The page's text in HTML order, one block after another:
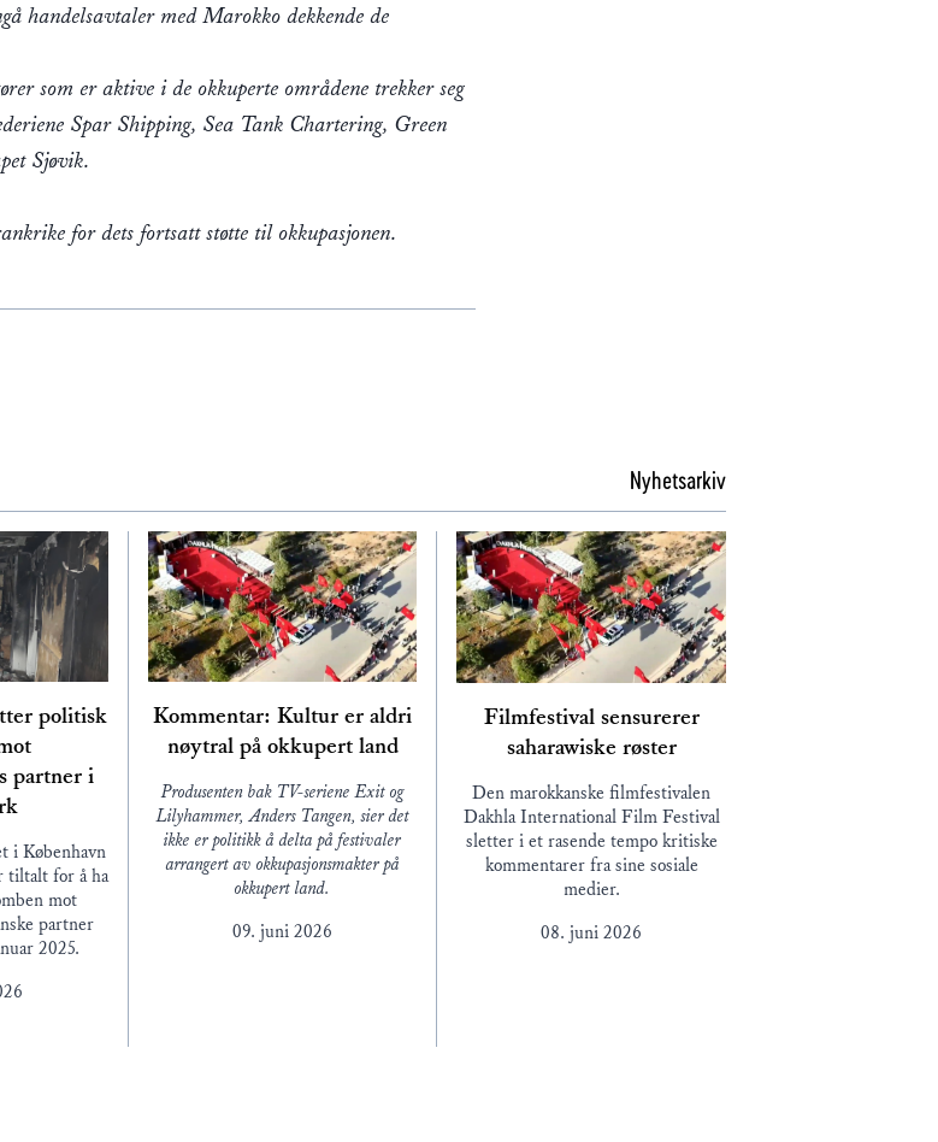
handelsavtaler med Marokko dekkende de
som er aktive i de okkuperte områdene trekker seg
Spar Shipping, Sea Tank Chartering, Green
Sjøvik.
for dets fortsatt støtte til okkupasjonen.
Nyhetsarkiv
politisk
partner i
i København
tiltalt for å ha
mot
partner
2025.
Kommentar: Kultur er aldri
nøytral på okkupert land
Produsenten bak TV-seriene Exit og
Lilyhammer, Anders Tangen, sier det
ikke er politikk å delta på festivaler
arrangert av okkupasjonsmakter på
okkupert land.
09. juni 2026
Filmfestival sensurerer
saharawiske røster
Den marokkanske filmfestivalen
Dakhla International Film Festival
sletter i et rasende tempo kritiske
kommentarer fra sine sosiale
medier.
08. juni 2026